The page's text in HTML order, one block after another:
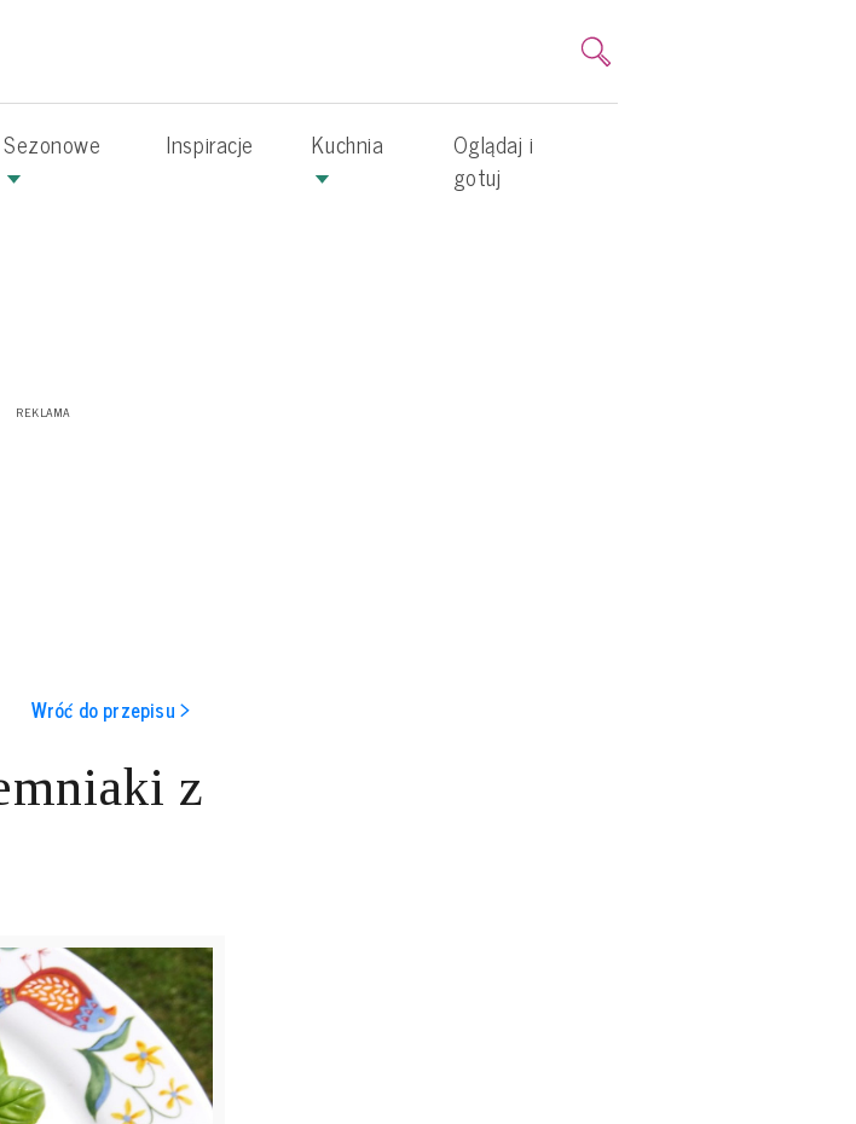
Sezonowe Inspiracje Kuchnia
Oglądaj i
gotuj
Wróć do przepisu >
z